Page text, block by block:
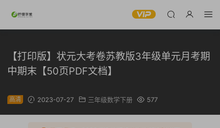
【打印版】状元大考卷苏教版3年级单元月考期
中期末【50页PDF文档】
高清 2023-07-27 三年级数学下册 577